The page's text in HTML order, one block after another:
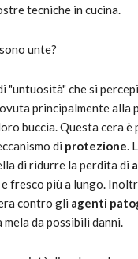
tecniche in cucina.
unte?
"untuosità" che si
principalmente alla
buccia. Questa cera
di protezione.
di ridurre la perdita di
fresco più a lungo.
contro gli agenti
da possibili danni.